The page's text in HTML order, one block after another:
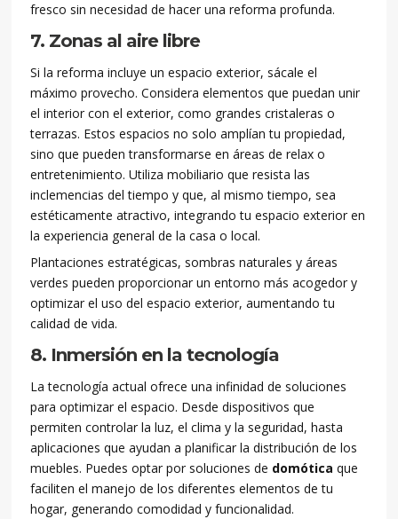
fresco sin necesidad de hacer una reforma profunda.
7. Zonas al aire libre
Si la reforma incluye un espacio exterior, sácale el
máximo provecho. Considera elementos que puedan unir
el interior con el exterior, como grandes cristaleras o
terrazas. Estos espacios no solo amplían tu propiedad,
sino que pueden transformarse en áreas de relax o
entretenimiento. Utiliza mobiliario que resista las
inclemencias del tiempo y que, al mismo tiempo, sea
estéticamente atractivo, integrando tu espacio exterior en
la experiencia general de la casa o local.
Plantaciones estratégicas, sombras naturales y áreas
verdes pueden proporcionar un entorno más acogedor y
optimizar el uso del espacio exterior, aumentando tu
calidad de vida.
8. Inmersión en la tecnología
La tecnología actual ofrece una infinidad de soluciones
para optimizar el espacio. Desde dispositivos que
permiten controlar la luz, el clima y la seguridad, hasta
aplicaciones que ayudan a planificar la distribución de los
muebles. Puedes optar por soluciones de domótica que
faciliten el manejo de los diferentes elementos de tu
hogar, generando comodidad y funcionalidad.